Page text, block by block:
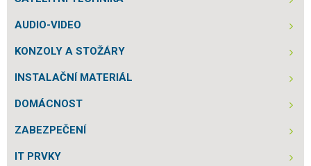
AUDIO-VIDEO
KONZOLY A STOŽÁRY
INSTALAČNÍ MATERIÁL
DOMÁCNOST
ZABEZPEČENÍ
IT PRVKY